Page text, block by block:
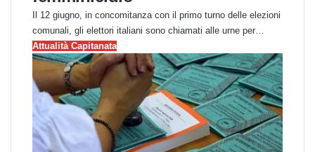
Il 12 giugno, in concomitanza con il primo turno delle elezioni
comunali, gli elettori italiani sono chiamati alle urne per…
Attualità Capitanata